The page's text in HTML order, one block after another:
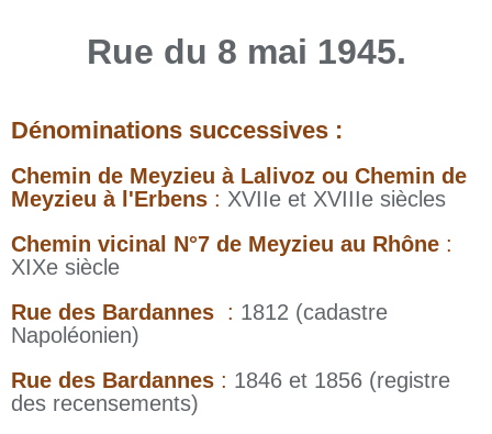
Rue du 8 mai 1945.
Dénominations successives :
Chemin de Meyzieu à Lalivoz ou Chemin de
Meyzieu à l'Erbens : XVIIe et XVIIIe siècles
Chemin vicinal N°7 de Meyzieu au Rhône :
XIXe siècle
Rue des Bardannes : 1812 (cadastre
Napoléonien)
Rue des Bardannes : 1846 et 1856 (registre
des recensements)